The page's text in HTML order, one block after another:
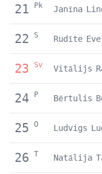
21 Pk Janīna
22 S Rudīte
23 Sv Vitālijs
24 P Bērtulis
25 O Ludvigs
26 T Natālija